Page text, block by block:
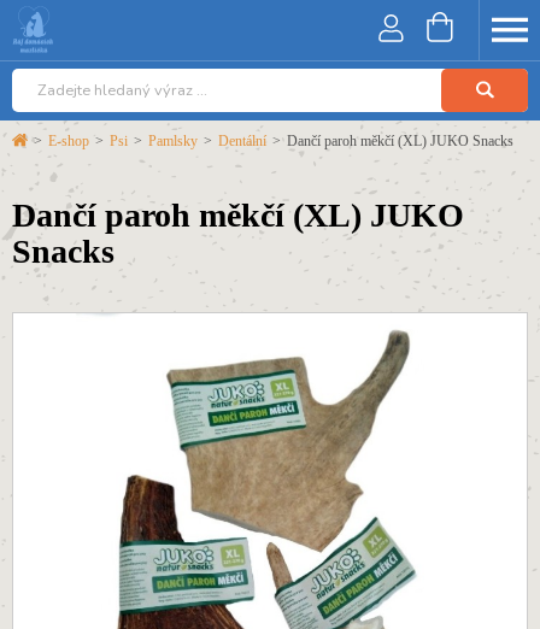
> E-shop > Psi > Pamlsky > Dentální > Dančí paroh měkčí (XL) JUKO Snacks
Dančí paroh měkčí (XL) JUKO
Snacks